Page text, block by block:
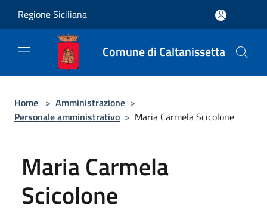
Regione Siciliana
Comune di Caltanissetta
Home > Amministrazione >
Personale amministrativo > Maria Carmela Scicolone
Maria Carmela
Scicolone